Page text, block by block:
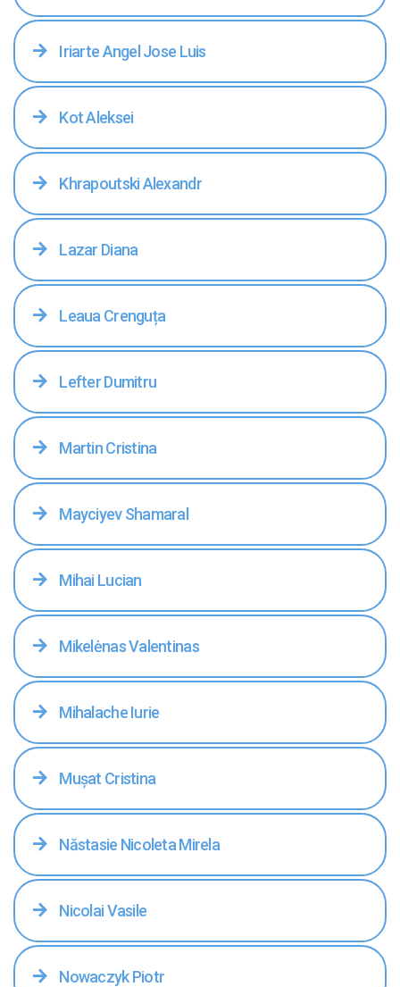
Iriarte Angel Jose Luis
Kot Aleksei
Khrapoutski Alexandr
Lazar Diana
Leaua Crenguța
Lefter Dumitru
Martin Cristina
Mayciyev Shamaral
Mihai Lucian
Mikelėnas Valentinas
Mihalache Iurie
Mușat Cristina
Năstasie Nicoleta Mirela
Nicolai Vasile
Nowaczyk Piotr